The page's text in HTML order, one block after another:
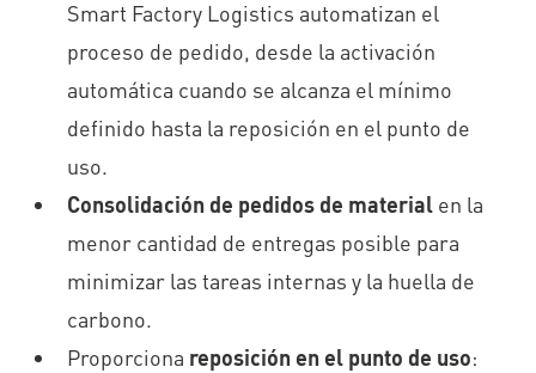
Smart Factory Logistics automatizan el
proceso de pedido, desde la activación
automática cuando se alcanza el mínimo
definido hasta la reposición en el punto de
uso.
Consolidación de pedidos de material en la
menor cantidad de entregas posible para
minimizar las tareas internas y la huella de
carbono.
Proporciona reposición en el punto de uso: